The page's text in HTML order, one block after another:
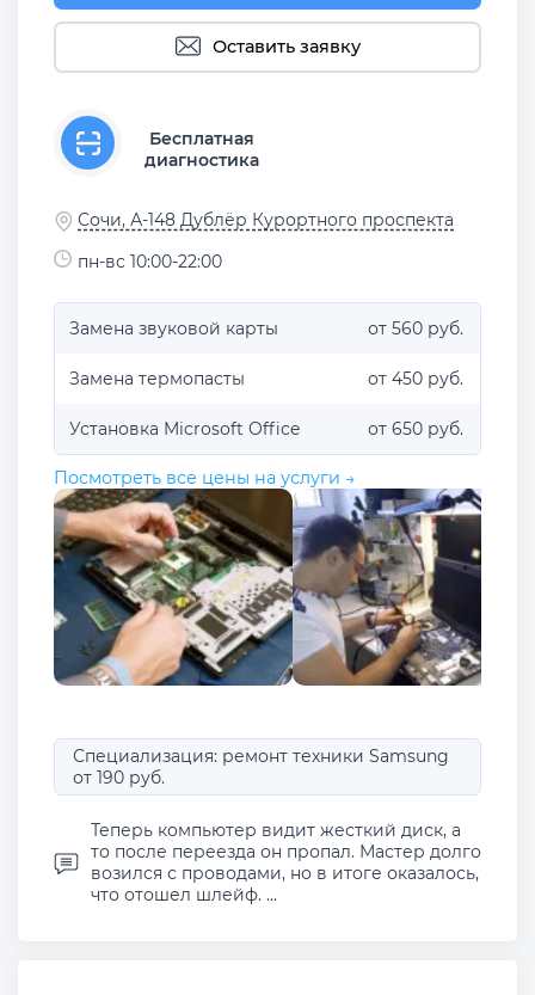
Оставить заявку
Бесплатная
диагностика
Сочи, А-148 Дублёр Курортного проспекта
пн-вс 10:00-22:00
Замена звуковой карты от 560 руб.
Замена термопасты от 450 руб.
Установка Microsoft Office от 650 руб.
Посмотреть все цены на услуги →
Специализация: ремонт техники Samsung
от 190 руб.
Теперь компьютер видит жесткий диск, а
то после переезда он пропал. Мастер долго
возился с проводами, но в итоге оказалось,
что отошел шлейф. ...